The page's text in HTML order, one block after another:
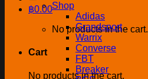
฿0.00
No products in the cart.
Cart
No products in the cart.
Shop
Adidas
Grandsport
Warrix
Converse
FBT
Breaker